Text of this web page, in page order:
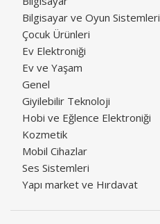
Bilgisayar ve Oyun Sistemleri
Çocuk Ürünleri
Ev Elektroniği
Ev ve Yaşam
Genel
Giyilebilir Teknoloji
Hobi ve Eğlence Elektroniği
Kozmetik
Mobil Cihazlar
Ses Sistemleri
Yapı market ve Hırdavat